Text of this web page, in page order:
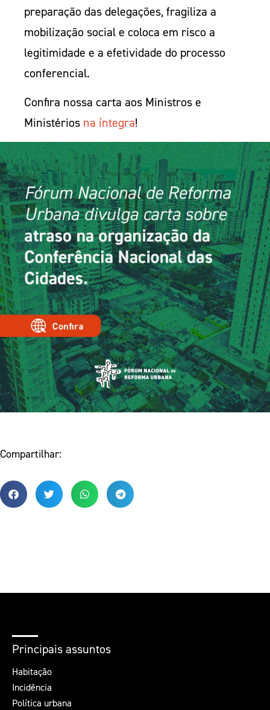
preparação das delegações, fragiliza a
mobilização social e coloca em risco a
legitimidade e a efetividade do processo
conferencial.
Confira nossa carta aos Ministros e
Ministérios na íntegra!
Compartilhar:
Principais assuntos
Habitação
Incidência
Política urbana